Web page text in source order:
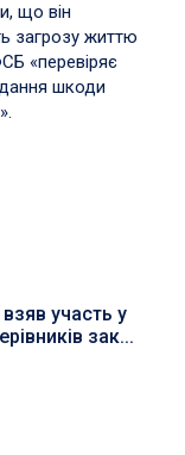
що він
загрозу життю
«перевіряє
шкоди
участь у
зак...